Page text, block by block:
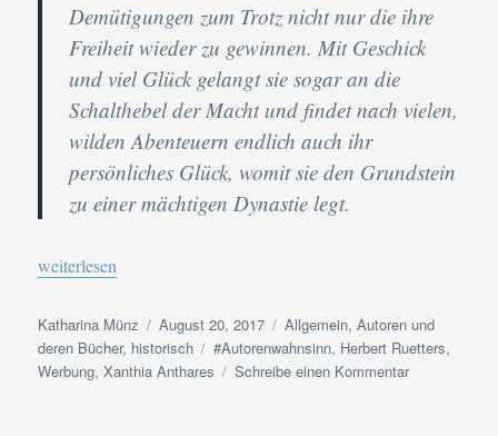
Demütigungen zum Trotz nicht nur die ihre
Freiheit wieder zu gewinnen. Mit Geschick
und viel Glück gelangt sie sogar an die
Schalthebel der Macht und findet nach vielen,
wilden Abenteuern endlich auch ihr
persönliches Glück, womit sie den Grundstein
zu einer mächtigen Dynastie legt.
„#Autorenwahnsinn #SommerlochEdition Tag 20 | Meine
weiterlesen
Autor
Katharina Münz
Veröffentlicht
am
August 20, 2017 Kategorien
Allgemein,Autoren und
deren Bücher, historisch Schlagwörter
#Autorenwahnsinn, Herbert Ruetters,
Werbung,Xanthia Anthares Schreibe einen Kommentarzu